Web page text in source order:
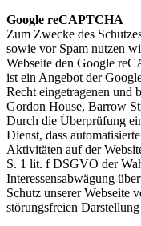
Google reCAPTCHA
Zum Zwecke des
sowie vor Spam nutzen
Webseite den Google
ist ein Angebot der
Recht eingetragenen und
Gordon House, Barrow
Durch die Überprüfung
Dienst, dass
Aktivitäten auf der
S. 1 lit. f DSGVO der
Interessensabwägung
Schutz unserer Webseite
störungsfreien